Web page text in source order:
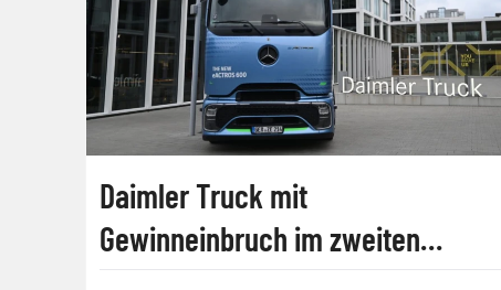
Daimler Truck mit
Gewinneinbruch im zweiten